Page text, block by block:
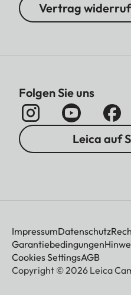
Vertrag
Folgen Sie uns
Leica auf
ImpressumDatenschutz
Garantiebedingungen
Cookies SettingsAGB
Copyright © 2026 Leica